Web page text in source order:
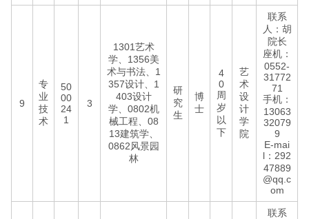
9
专
业
技
术
50
00
24
1
3
1301艺术
学、1356美
术与书法、1
357设计、1
403设计
学、0802机
械工程、08
13建筑学、
0862风景园
林
研
究
生
博
士
4
0
周
岁
以
下
艺
术
设
计
学
院
联系
人：胡
院长
座机：
0552-
31772
71
手机：
13063
32079
9
E-mai
l：292
47889
@qq.c
om
联系